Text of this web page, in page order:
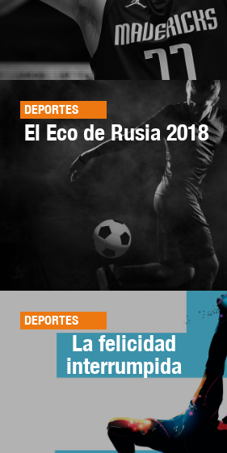
DEPORTES
El Eco de Rusia 2018
DEPORTES
La felicidad
interrumpida